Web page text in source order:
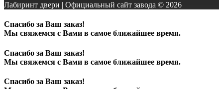
Лабиринт двери | Официальный сайт завода © 2026
Спасибо за Ваш заказ!
Мы свяжемся с Вами в самое ближайшее время.
Спасибо за Ваш заказ!
Мы свяжемся с Вами в самое ближайшее время.
Спасибо за Ваш заказ!